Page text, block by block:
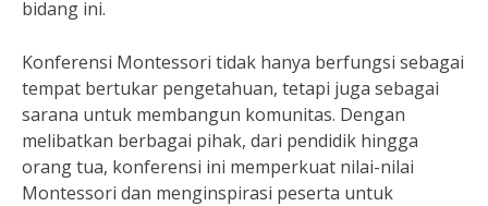
bidang ini.
Konferensi Montessori tidak hanya berfungsi sebagai
tempat bertukar pengetahuan, tetapi juga sebagai
sarana untuk membangun komunitas. Dengan
melibatkan berbagai pihak, dari pendidik hingga
orang tua, konferensi ini memperkuat nilai-nilai
Montessori dan menginspirasi peserta untuk